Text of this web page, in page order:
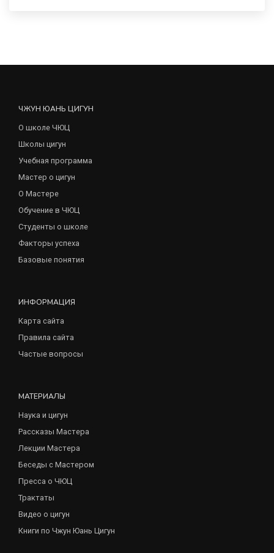
ЧЖУН ЮАНЬ ЦИГУН
О школе ЧЮЦ
Школы цигун
Учебная программа
Мастер о цигун
О Мастере
Обучение в ЧЮЦ
Студенты о школе
Факторы успеха
Базовые понятия
ИНФОРМАЦИЯ
Карта сайта
Правила сайта
Частые вопросы
МАТЕРИАЛЫ
Наука и цигун
Рассказы Мастера
Лекции Мастера
Беседы с Мастером
Пресса о ЧЮЦ
Трактаты
Видео о цигун
Книги по Чжун Юань Цигун